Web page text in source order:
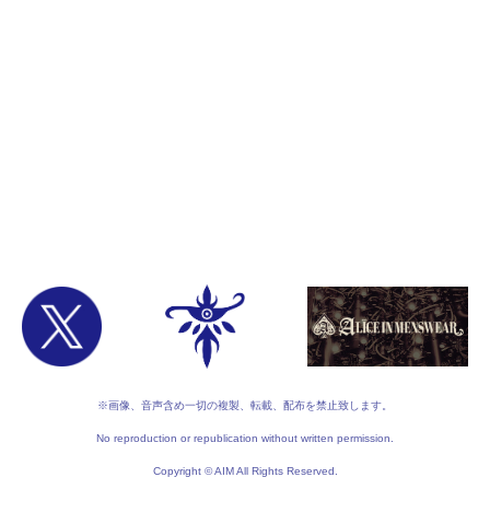
※画像、音声含め一切の複製、転載、配布を禁止致します。
No reproduction or republication without written permission.
Copyright © AIM All Rights Reserved.